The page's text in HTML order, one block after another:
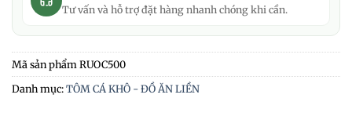
Tư vấn và hỗ trợ đặt hàng nhanh chóng khi cần.
Mã sản phẩm RUOC500
Danh mục:TÔM CÁ KHÔ - ĐỒ ĂN LIỀN